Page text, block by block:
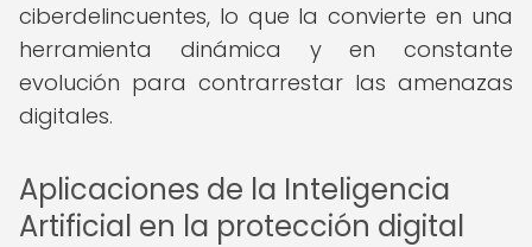
ciberdelincuentes, lo que la convierte en una
herramienta dinámica y en constante
evolución para contrarrestar las amenazas
digitales.
Aplicaciones de la Inteligencia
Artificial en la protección digital